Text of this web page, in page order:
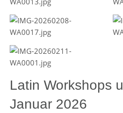
Latin Workshops
Januar 2026